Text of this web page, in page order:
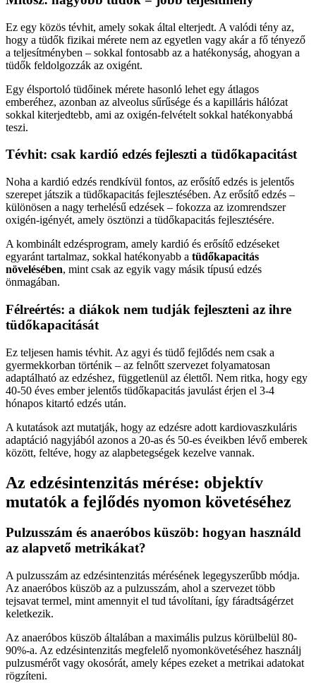
Ez egy közös tévhit, amely sokak által elterjedt. A valódi tény az,
hogy a tüdők fizikai mérete nem az egyetlen vagy akár a fő tényező
a teljesítményben – sokkal fontosabb az a hatékonyság, ahogyan a
tüdők feldolgozzák az oxigént.
Egy élsportoló tüdőinek mérete hasonló lehet egy átlagos
emberéhez, azonban az alveolus sűrűsége és a kapilláris hálózat
sokkal kiterjedtebb, ami az oxigén-felvételt sokkal hatékonyabbá
teszi.
Tévhit: csak kardió edzés fejleszti a tüdőkapacitást
Noha a kardió edzés rendkívül fontos, az erősítő edzés is jelentős
szerepet játszik a tüdőkapacitás fejlesztésében. Az erősítő edzés –
különösen a nagy terhelésű edzések – fokozza az izomrendszer
oxigén-igényét, amely ösztönzi a tüdőkapacitás fejlesztésére.
A kombinált edzésprogram, amely kardió és erősítő edzéseket
egyaránt tartalmaz, sokkal hatékonyabb a tüdőkapacitás
növelésében, mint csak az egyik vagy másik típusú edzés
önmagában.
Félreértés: a diákok nem tudják fejleszteni az ihre
tüdőkapacitását
Ez teljesen hamis tévhit. Az agyi és tüdő fejlődés nem csak a
gyermekkorban történik – az felnőtt szervezet folyamatosan
adaptálható az edzéshez, függetlenül az élettől. Nem ritka, hogy egy
40-50 éves ember jelentős tüdőkapacitás javulást érjen el 3-4
hónapos kitartó edzés után.
A kutatások azt mutatják, hogy az edzésre adott kardiovaszkuláris
adaptáció nagyjából azonos a 20-as és 50-es éveikben lévő emberek
között, feltéve, hogy az alapbetegségek kezelve vannak.
Az edzésintenzitás mérése: objektív
mutatók a fejlődés nyomon követéséhez
Pulzusszám és anaeróbos küszöb: hogyan használd
az alapvető metrikákat?
A pulzusszám az edzésintenzitás mérésének legegyszerűbb módja.
Az anaeróbos küszöb az a pulzusszám, ahol a szervezet több
tejsavat termel, mint amennyit el tud távolítani, így fáradtságérzet
keletkezik.
Az anaeróbos küszöb általában a maximális pulzus körülbelül 80-
90%-a. Az edzésintenzitás megfelelő nyomonkövetéséhez használj
pulzusmérőt vagy okosórát, amely képes ezeket a metrikai adatokat
rögzíteni.